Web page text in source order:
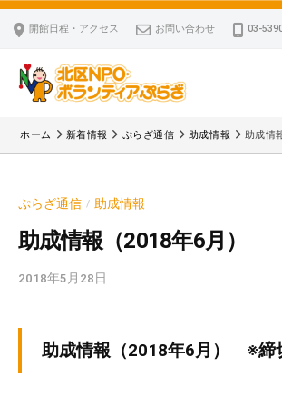
コ
ス
開館日程・アクセス お問い合わせ 03-
区
P
・
ボ
ン
ィ
北
P
O
ボ
ホーム 新着情報 ぷらざ通信 助成情報 助成情
ぷらざ通信 / 助成情報
助成情報（2018年6月）
2018年5月28日
v
助成情報（2018年6月） ※締
区
N
O
・
ラ
ィ
ア
ぷ
ら